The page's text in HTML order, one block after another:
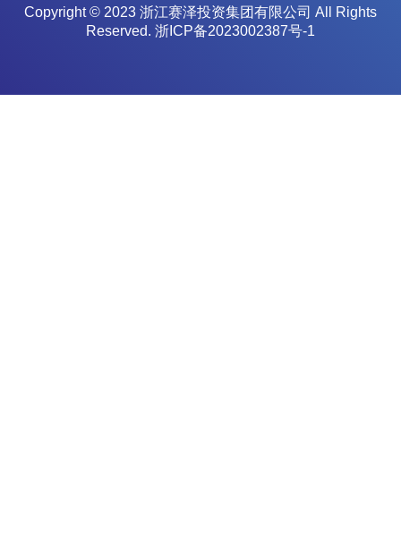
Copyright © 2023 浙江赛泽投资集团有限公司 All Rights
Reserved. 浙ICP备2023002387号-1